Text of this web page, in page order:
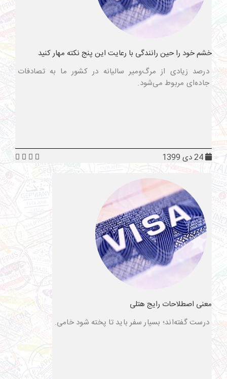
خشم خود را حین رانندگی با رعایت این پنج نکته مهار کنید
درصد زیادی از مرگ‌ومیر سالیانه در کشور ما به تصادفات
جاده‌ای مربوط می‌شود.
معنی اصطلاحات رایج هتلی
درست گفته‌اند؛ بسیار سفر باید تا پخته شود خامی.